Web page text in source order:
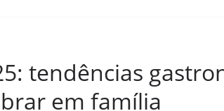
tendências
em família